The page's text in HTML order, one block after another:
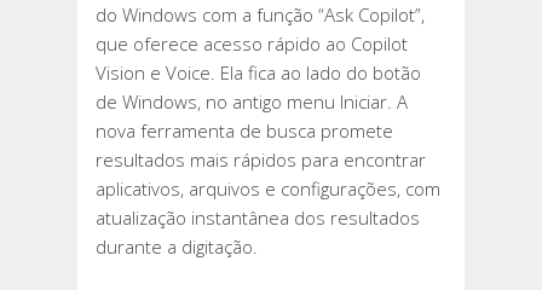
do Windows com a função “Ask Copilot”,
que oferece acesso rápido ao Copilot
Vision e Voice. Ela fica ao lado do botão
de Windows, no antigo menu Iniciar. A
nova ferramenta de busca promete
resultados mais rápidos para encontrar
aplicativos, arquivos e configurações, com
atualização instantânea dos resultados
durante a digitação.